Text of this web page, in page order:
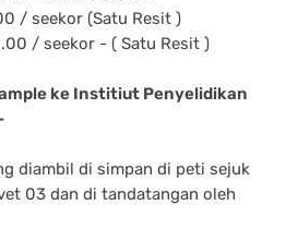
/ seekor (Satu Resit )
/ seekor - ( Satu Resit )
ke Institiut Penyelidikan
diambil di simpan di peti sejuk
03 dan di tandatangan oleh